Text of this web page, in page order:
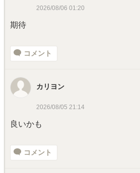
2026/08/06 01:20
期待
コメント
カリヨン
2026/08/05 21:14
良いかも
コメント